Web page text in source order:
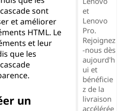
sont
et améliorer
HTML. Le
et leur
que les
un
et
Lenovo
Pro.
Rejoignez
-nous dès
aujourd'h
ui et
bénéficie
z de la
livraison
accélérée